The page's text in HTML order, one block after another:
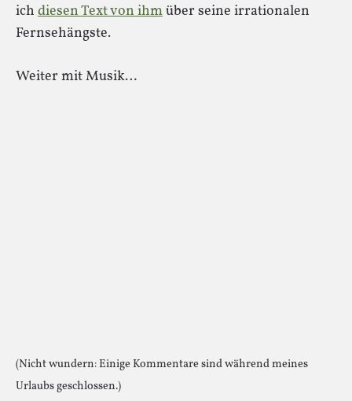
ich diesen Text von ihmüber seine irrationalen
Fernsehängste.
Weiter mit Musik…
(Nicht wundern: Einige Kommentare sind während meines
Urlaubs geschlossen.)